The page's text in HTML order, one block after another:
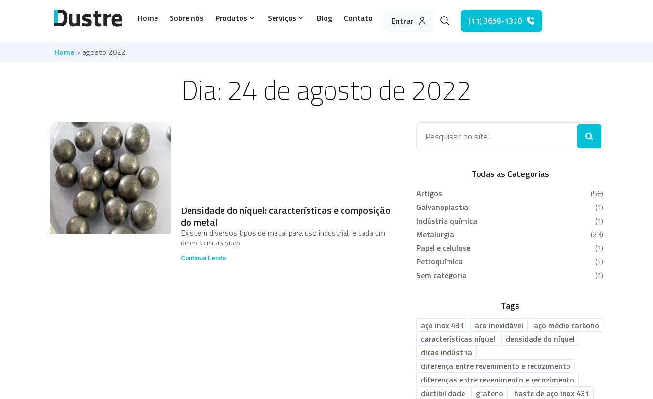
Home Sobre nós Produtos Serviços Blog Contato Entrar (11) 3658-1370
Home > agosto 2022
Dia: 24 de agosto de 2022
Densidade do níquel: características e composição
do metal
Existem diversos tipos de metal para uso industrial, e cada um
deles tem as suas
Continue Lendo
Todas as Categorias
Artigos
(58)
Galvanoplastia
(1)
Indústria química
(1)
Metalurgia
(23)
Papel e celulose
(1)
Petroquímica
(1)
Sem categoria
(1)
Tags
aço inox 431 aço inoxidável
aço médio carbono
características níquel
densidade do níquel
dicas indústria
diferença entre revenimento e recozimento
diferenças entre revenimento e recozimento
ductibilidade
grafeno
haste de aço inox 431